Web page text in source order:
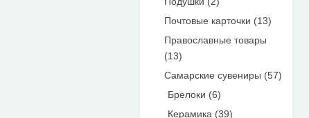
Почтовые карточки (13)
Православные товары
(13)
Самарские сувениры (57)
Брелоки (6)
Керамика (39)